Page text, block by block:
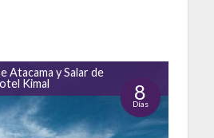
Atacama y Salar de
Kimal
8
Días